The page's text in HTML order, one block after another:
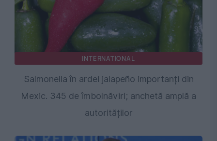
INTERNATIONAL
Salmonella în ardei jalapeño importanți din
Mexic. 345 de îmbolnăviri; anchetă amplă a
autorităților